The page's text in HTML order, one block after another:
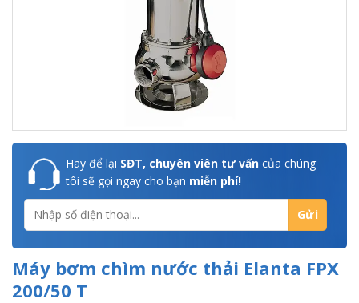
Hãy để lại SĐT, chuyên viên tư vấn của chúng
tôi sẽ gọi ngay cho bạn miễn phí!
Máy bơm chìm nước thải Elanta FPX
200/50 T